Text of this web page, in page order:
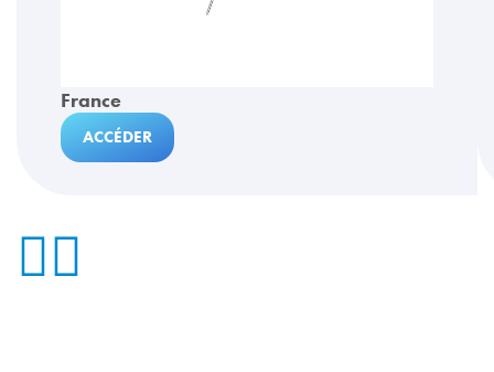
France
ACCÉDER